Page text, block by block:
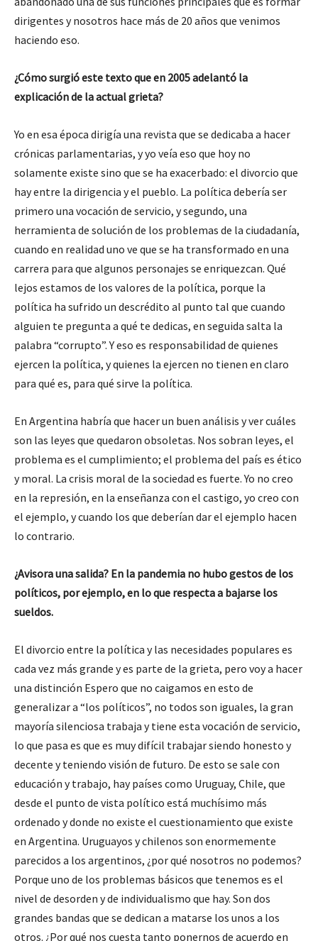
dirigentes y nosotros hace más de 20 años que venimos
haciendo eso.
¿Cómo surgió este texto que en 2005 adelantó la
explicación de la actual grieta?
Yo en esa época dirigía una revista que se dedicaba a hacer
crónicas parlamentarias, y yo veía eso que hoy no
solamente existe sino que se ha exacerbado: el divorcio que
hay entre la dirigencia y el pueblo. La política debería ser
primero una vocación de servicio, y segundo, una
herramienta de solución de los problemas de la ciudadanía,
cuando en realidad uno ve que se ha transformado en una
carrera para que algunos personajes se enriquezcan. Qué
lejos estamos de los valores de la política, porque la
política ha sufrido un descrédito al punto tal que cuando
alguien te pregunta a qué te dedicas, en seguida salta la
palabra “corrupto”. Y eso es responsabilidad de quienes
ejercen la política, y quienes la ejercen no tienen en claro
para qué es, para qué sirve la política.
En Argentina habría que hacer un buen análisis y ver cuáles
son las leyes que quedaron obsoletas. Nos sobran leyes, el
problema es el cumplimiento; el problema del país es ético
y moral. La crisis moral de la sociedad es fuerte. Yo no creo
en la represión, en la enseñanza con el castigo, yo creo con
el ejemplo, y cuando los que deberían dar el ejemplo hacen
lo contrario.
¿Avisora una salida? En la pandemia no hubo gestos de los
políticos, por ejemplo, en lo que respecta a bajarse los
sueldos.
El divorcio entre la política y las necesidades populares es
cada vez más grande y es parte de la grieta, pero voy a hacer
una distinción Espero que no caigamos en esto de
generalizar a “los políticos”, no todos son iguales, la gran
mayoría silenciosa trabaja y tiene esta vocación de servicio,
lo que pasa es que es muy difícil trabajar siendo honesto y
decente y teniendo visión de futuro. De esto se sale con
educación y trabajo, hay países como Uruguay, Chile, que
desde el punto de vista político está muchísimo más
ordenado y donde no existe el cuestionamiento que existe
en Argentina. Uruguayos y chilenos son enormemente
parecidos a los argentinos, ¿por qué nosotros no podemos?
Porque uno de los problemas básicos que tenemos es el
nivel de desorden y de individualismo que hay. Son dos
grandes bandas que se dedican a matarse los unos a los
otros. ¿Por qué nos cuesta tanto ponernos de acuerdo en